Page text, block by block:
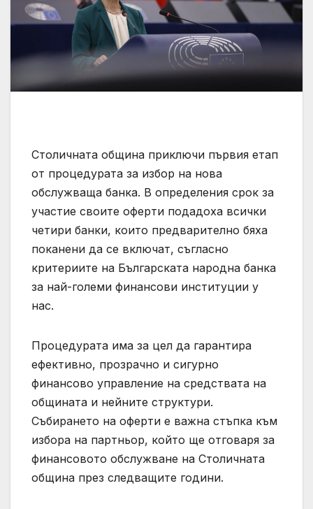
Столичната община приключи първия етап
от процедурата за избор на нова
обслужваща банка. В определения срок за
участие своите оферти подадоха всички
четири банки, които предварително бяха
поканени да се включат, съгласно
критериите на Българската народна банка
за най-големи финансови институции у
нас.
Процедурата има за цел да гарантира
ефективно, прозрачно и сигурно
финансово управление на средствата на
общината и нейните структури.
Събирането на оферти е важна стъпка към
избора на партньор, който ще отговаря за
финансовото обслужване на Столичната
община през следващите години.